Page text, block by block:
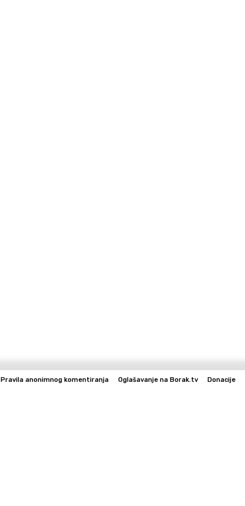
Pravila anonimnog komentiranja Oglašavanje na Borak.tv Donacije